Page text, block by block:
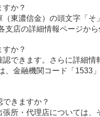
か？
東濃信金）の頭文字「
支店の詳細情報ページか
か？
できます。さらに詳細
、金融機関コード「1533
きますか？
所・代理店については